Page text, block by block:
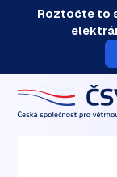
Roztočte to